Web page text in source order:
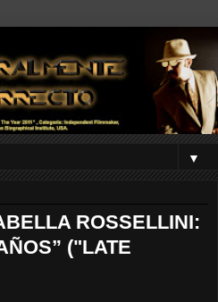
▼
ROSSELLINI:
("LATE